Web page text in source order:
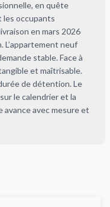
en quête
les occupants
en mars 2026
L’appartement neuf
stable. Face à
et maîtrisable.
de détention. Le
le calendrier et la
avance avec mesure et